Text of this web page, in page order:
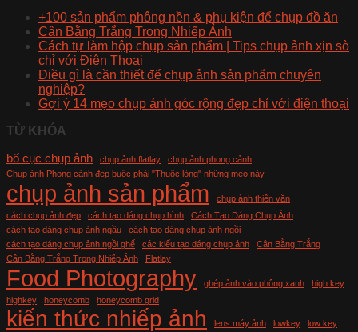
+100 sản phẩm phông nền & phụ kiện để chụp đồ ăn
Cân Bằng Trắng Trong Nhiếp Ảnh
Cách tự làm hộp chụp sản phẩm | Tips chụp ảnh xịn sò
chỉ với Điện Thoại
Điều gì là cần thiết để chụp ảnh sản phẩm chuyên
nghiệp?
Gợi ý 14 mẹo chụp ảnh góc rộng đẹp chỉ với điện thoại
TỪ KHÓA
bố cục chụp ảnh
chụp ảnh flatlay
chụp ảnh phong cảnh
Chụp ảnh Phong cảnh đẹp buộc phải "Thuộc lòng" những mẹo này
chụp ảnh sản phẩm
chụp ảnh thiên văn
cách chụp ảnh đẹp
cách tạo dáng chụp hình
Cách Tạo Dáng Chụp Ảnh
cách tạo dáng chụp ảnh ngầu
cách tạo dáng chụp ảnh ngồi
cách tạo dáng chụp ảnh ngồi ghế
các kiểu tạo dáng chụp ảnh
Cân Bằng Trắng
Cân Bằng Trắng Trong Nhiếp Ảnh
Flatlay
Food Photography ghép ảnh vào phông xanh
high key
highkey
honeycomb honeycomb grid
kiến thức nhiếp ảnh lens máy ảnh lowkey
low key